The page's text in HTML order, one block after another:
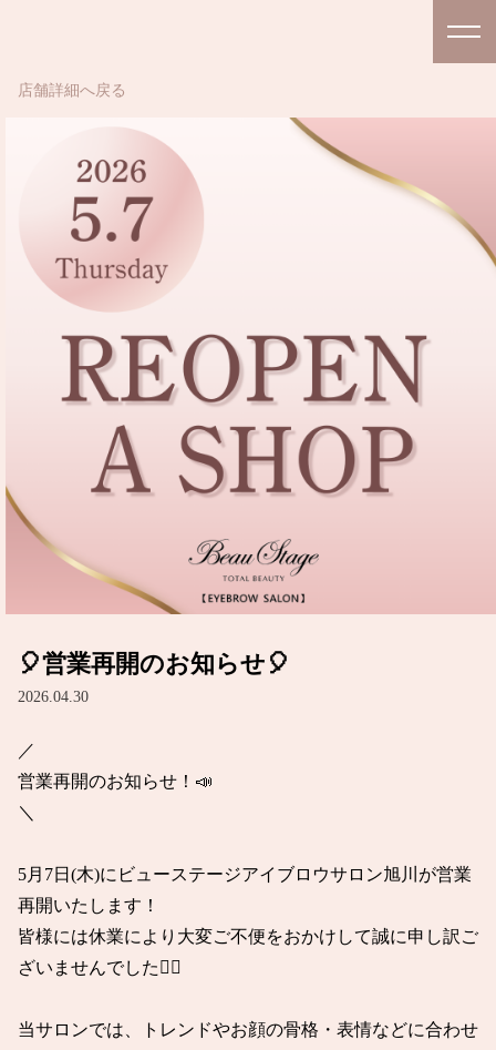
店舗詳細へ戻る
🎈営業再開のお知らせ🎈
2026.04.30
／
営業再開のお知らせ！📣
＼
5月7日(木)にビューステージアイブロウサロン旭川が営業
再開いたします！
皆様には休業により大変ご不便をおかけして誠に申し訳ご
ざいませんでした🙇‍♀️
当サロンでは、トレンドやお顔の骨格・表情などに合わせ